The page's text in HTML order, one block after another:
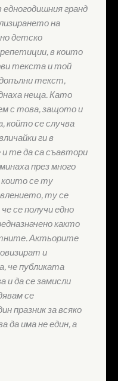
едногодишния гранд
на
детско
в които
текста и той
текст,
неща. Като
с това, защото и
който се случва
ги в
те да са съавтори
през много
които се ту
ту се
се получи едно
както
Актьорите
и
че публиката
и да се замисли
се
празник за всяко
да има не един, а